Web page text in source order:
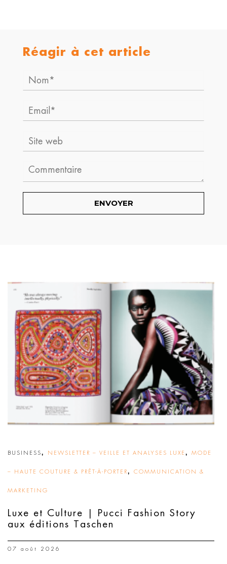
Réagir à cet article
Nom*
Email*
Site
web
Comment
BUSINESS, NEWSLETTER – VEILLE ET ANALYSES LUXE , MODE
– HAUTE COUTURE & PRÊT-À-PORTER, COMMUNICATION &
MARKETING
Luxe et Culture | Pucci Fashion Story
aux éditions Taschen
07 août 2026